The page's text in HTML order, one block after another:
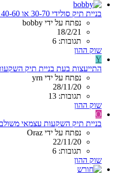
בניית תיק סולידי 30-70 או 40-60 עם גידור מט"ח
נפתח על ידי bobby
18/2/21
תגובות: 6
שוק ההון
Y
התייעצות בעת בניית תיק
נפתח על ידי yrn
28/11/20
תגובות: 13
שוק ההון
O
בניית תיק השקעות עצמאי משולב IRA
נפתח על ידי Oraz
22/11/20
תגובות: 6
שוק ההון